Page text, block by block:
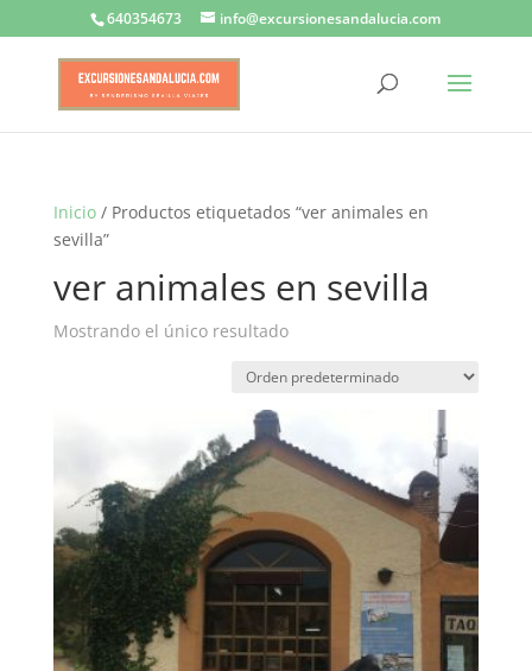
640354673 info@excursionesandalucia.com
Inicio/ Productos etiquetados “ver animales en
sevilla”
ver animales en sevilla
Mostrando el único resultado